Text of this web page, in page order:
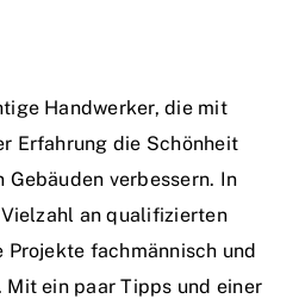
Handwerker, die mit
Erfahrung die Schönheit
verbessern. In
an qualifizierten
fachmännisch und
Mit ein paar Tipps und einer